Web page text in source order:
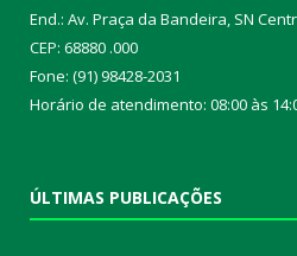
End.: Av. Praça da Bandeira, SN
CEP: 68880 .000
Fone: (91) 98428-2031
Horário de atendimento: 08:00 às
ÚLTIMAS PUBLICAÇÕES